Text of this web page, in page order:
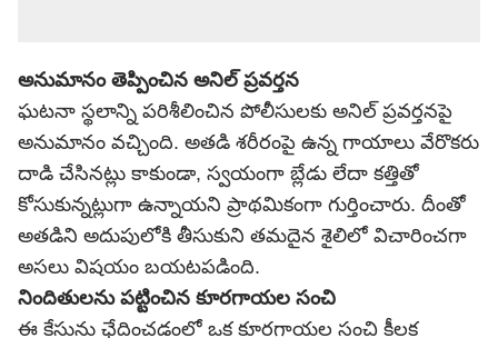
అనుమానం తెప్పించిన అనిల్ ప్రవర్తన
ఘటనా స్థలాన్ని పరిశీలించిన పోలీసులకు అనిల్ ప్రవర్తనపై
అనుమానం వచ్చింది. అతడి శరీరంపై ఉన్న గాయాలు వేరొకరు
దాడి చేసినట్లు కాకుండా, స్వయంగా బ్లేడు లేదా కత్తితో
కోసుకున్నట్లుగా ఉన్నాయని ప్రాథమికంగా గుర్తించారు. దీంతో
అతడిని అదుపులోకి తీసుకుని తమదైన శైలిలో విచారించగా
అసలు విషయం బయటపడింది.
నిందితులను పట్టించిన కూరగాయల సంచి
ఈ కేసును ఛేదించడంలో ఒక కూరగాయల సంచి కీలక